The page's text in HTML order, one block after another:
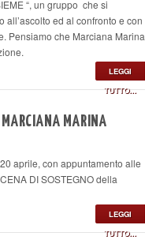
“, un gruppo che si
ed al confronto e con
Pensiamo che Marciana Marina
LEGGI
TUTTO...
MARINA
aprile, con appuntamento alle
DI SOSTEGNO della
LEGGI
TUTTO...